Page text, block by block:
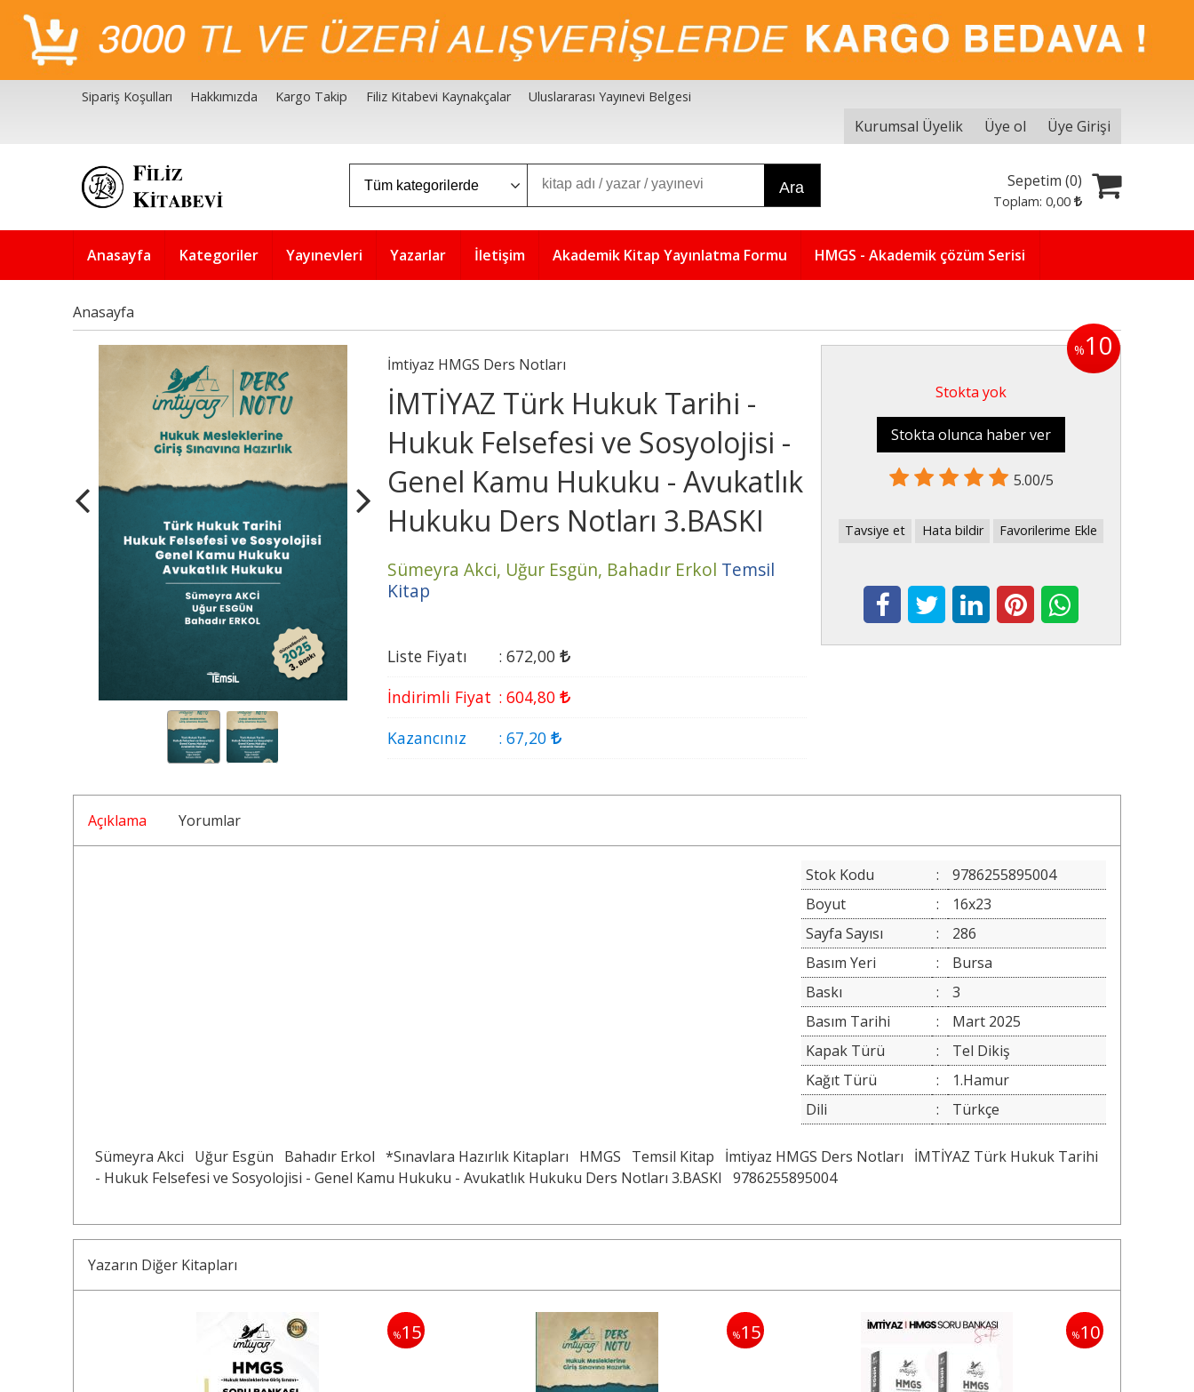
Sipariş Koşulları Hakkımızda Kargo Takip Filiz Kitabevi Kaynakçalar Uluslararası Yayınevi Belgesi
Kurumsal Üyelik Üye ol Üye Girişi
Ara Sepetim (0)
Toplam:0,00
Anasayfa Kategoriler Yayınevleri Yazarlar İletişim Akademik Kitap Yayınlatma Formu HMGS - Akademik çözüm Serisi
Anasayfa
İmtiyaz HMGS Ders Notları
İMTİYAZ Türk Hukuk Tarihi -
Hukuk Felsefesi ve Sosyolojisi -
Genel Kamu Hukuku - Avukatlık
Hukuku Ders Notları 3.BASKI
Sümeyra Akci, Uğur Esgün, Bahadır Erkol Temsil
Kitap
Liste Fiyatı : 672,00
İndirimli Fiyat : 604,80
Kazancınız
: 67,20
%10
Stokta yok
Stokta olunca haber ver
5.00/5
Tavsiye et Hata bildir Favorilerime Ekle
Açıklama Yorumlar
Stok Kodu :
9786255895004
Boyut
:
16x23
Sayfa Sayısı
:
286
Basım Yeri
:
Bursa
Baskı
:
3
Basım Tarihi
:
Mart 2025
Kapak Türü
:
Tel Dikiş
Kağıt Türü
:
1.Hamur
Dili
: Türkçe
Sümeyra Akci Uğur Esgün Bahadır Erkol *Sınavlara Hazırlık Kitapları HMGS Temsil Kitap İmtiyaz HMGS Ders Notları
İMTİYAZ Türk Hukuk Tarihi
- Hukuk Felsefesi ve Sosyolojisi - Genel Kamu Hukuku - Avukatlık Hukuku Ders Notları 3.BASKI
9786255895004
Yazarın Diğer Kitapları
%15 %15 %10